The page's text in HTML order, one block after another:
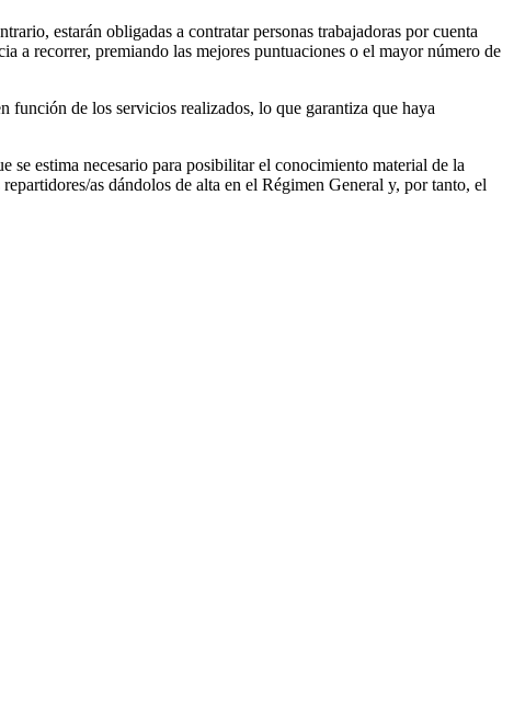
estarán obligadas a contratar personas trabajadoras por cuenta
a recorrer, premiando las mejores puntuaciones o el mayor número de
función de los servicios realizados, lo que garantiza que haya
se estima necesario para posibilitar el conocimiento material de la
as dándolos de alta en el Régimen General y, por tanto, el